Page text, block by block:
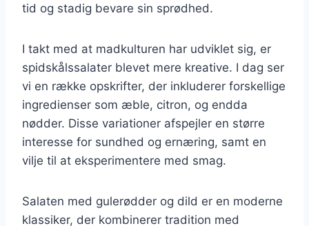
tid og stadig bevare sin sprødhed.
I takt med at madkulturen har udviklet sig, er
spidskålssalater blevet mere kreative. I dag ser
vi en række opskrifter, der inkluderer forskellige
ingredienser som æble, citron, og endda
nødder. Disse variationer afspejler en større
interesse for sundhed og ernæring, samt en
vilje til at eksperimentere med smag.
Salaten med gulerødder og dild er en moderne
klassiker, der kombinerer tradition med